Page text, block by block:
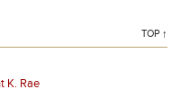
TOP ↑
K. Rae